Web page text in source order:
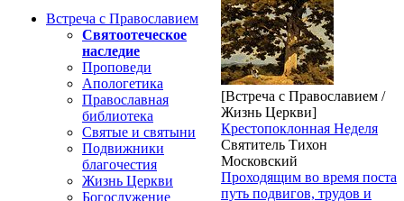
Встреча с Православием
Святоотеческое
наследие
Проповеди
Апологетика
Православная
библиотека
Святые и святыни
Подвижники
благочестия
Жизнь Церкви
Богослужение
[Встреча с Православием /
Жизнь Церкви]
Крестопоклонная Неделя
Святитель Тихон
Московский
Проходящим во время поста
путь подвигов, трудов и